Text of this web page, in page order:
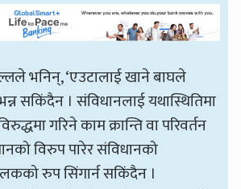
भनिन्, ‘एउटालाई खाने बाघले
सकिंदैन । संविधानलाई यथास्थितिमा
गरिने काम क्रान्ति वा परिवर्तन
विरुप पारेर संविधानको
रुप सिंगार्न सकिंदैन ।